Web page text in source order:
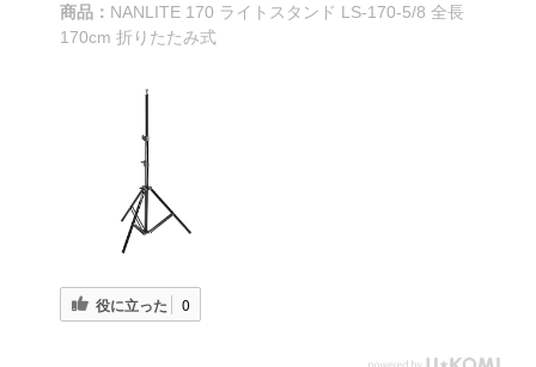
商品： NANLITE 170 ライトスタンド LS-170-5/8 全長
170cm 折りたたみ式
役に立った 0